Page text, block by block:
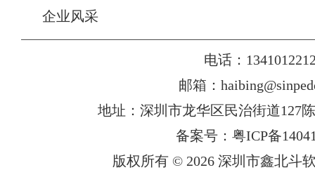
企业风采
电话：
邮箱：
地址：深圳市龙华区民治街道127
备案号：粤ICP备
版权所有 © 2026 深圳市鑫北斗